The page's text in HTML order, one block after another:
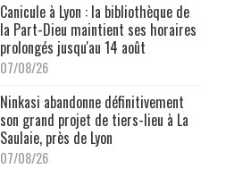
Canicule à Lyon : la bibliothèque de
la Part-Dieu maintient ses horaires
prolongés jusqu'au 14 août
07/08/26
Ninkasi abandonne définitivement
son grand projet de tiers-lieu à La
Saulaie, près de Lyon
07/08/26